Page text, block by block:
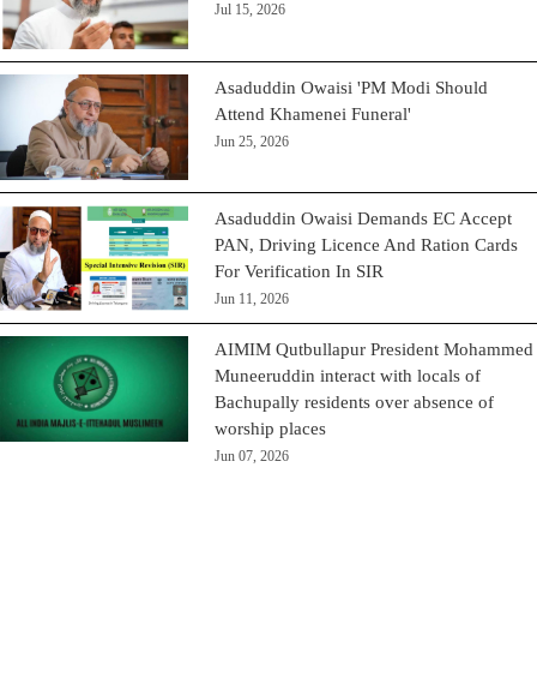
Jul 15, 2026
Asaduddin Owaisi 'PM Modi Should
Attend Khamenei Funeral'
Jun 25, 2026
Asaduddin Owaisi Demands EC Accept
PAN, Driving Licence And Ration Cards
For Verification In SIR
Jun 11, 2026
AIMIM Qutbullapur President Mohammed
Muneeruddin interact with locals of
Bachupally residents over absence of
worship places
Jun 07, 2026